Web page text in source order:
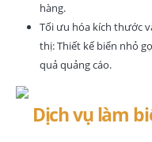
hàng.
Tối ưu hóa kích thước
thị: Thiết kế biển nhỏ
quả quảng cáo.